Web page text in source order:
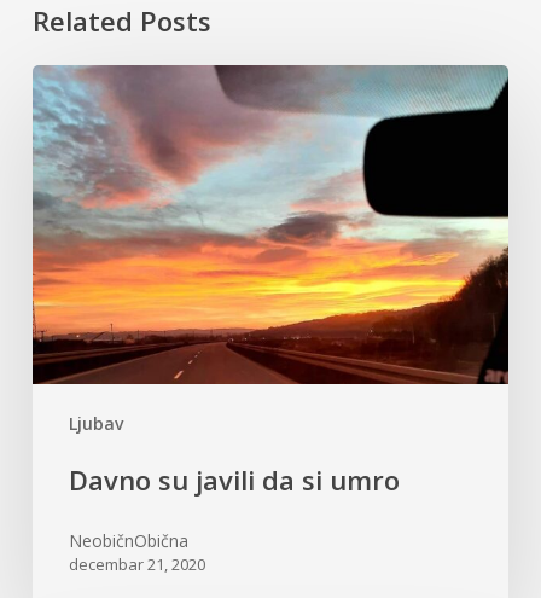
Related Posts
Ljubav
Davno
su
javili
da
si
umro
Davno su javili da si umro
NeobičnObična
decembar 21, 2020